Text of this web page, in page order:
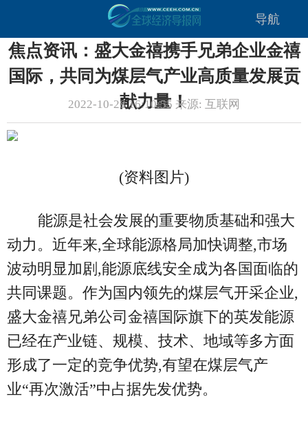
导航
焦点资讯：盛大金禧携手兄弟企业金禧
国际，共同为煤层气产业高质量发展贡
献力量！
2022-10-28 16:10:55 来源: 互联网
(资料图片)
能源是社会发展的重要物质基础和强大
动力。近年来,全球能源格局加快调整,市场
波动明显加剧,能源底线安全成为各国面临的
共同课题。作为国内领先的煤层气开采企业,
盛大金禧兄弟公司金禧国际旗下的英发能源
已经在产业链、规模、技术、地域等多方面
形成了一定的竞争优势,有望在煤层气产
业“再次激活”中占据先发优势。